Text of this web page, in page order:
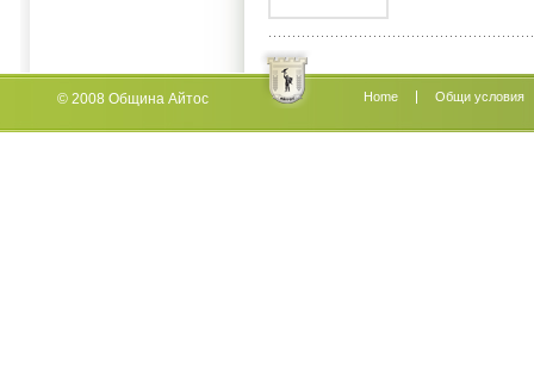
© 2008 Община Айтос Home Oбщи условия